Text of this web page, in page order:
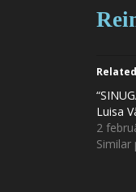
Related
Luisa
2
Similar